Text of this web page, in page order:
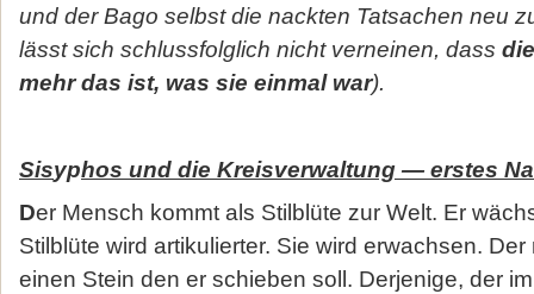
und der Bago selbst die nackten Tatsachen neu
lässt sich schlussfolglich nicht verneinen, dass
mehr das ist, was sie einmal war).
Sisyphos und die Kreisverwaltung — erstes
Der Mensch kommt als Stilblüte zur Welt. Er
Stilblüte wird artikulierter. Sie wird erwachsen.
einen Stein den er schieben soll. Derjenige, der